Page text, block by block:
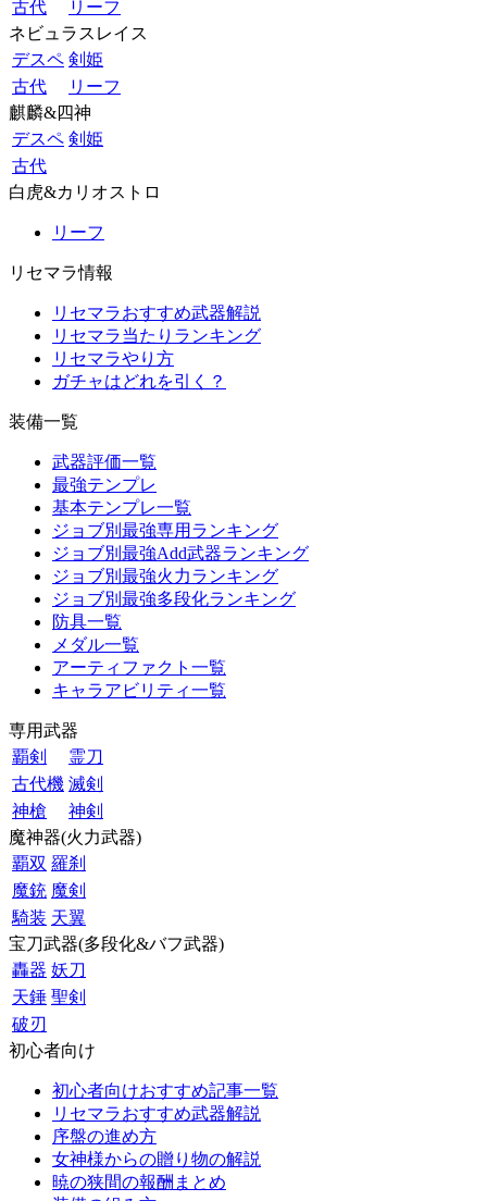
古代
リーフ
ネビュラスレイス
デスペ 剣姫
古代
リーフ
麒麟&四神
デスペ 剣姫
古代
白虎&カリオストロ
リーフ
リセマラ情報
リセマラおすすめ武器解説
リセマラ当たりランキング
リセマラやり方
ガチャはどれを引く？
装備一覧
武器評価一覧
最強テンプレ
基本テンプレ一覧
ジョブ別最強専用ランキング
ジョブ別最強Add武器ランキング
ジョブ別最強火力ランキング
ジョブ別最強多段化ランキング
防具一覧
メダル一覧
アーティファクト一覧
キャラアビリティ一覧
専用武器
覇剣
霊刀
古代機 滅剣
神槍
神剣
魔神器(火力武器)
覇双 羅刹
魔銃 魔剣
騎装 天翼
宝刀武器(多段化&バフ武器)
轟器 妖刀
天錘 聖剣
破刃
初心者向け
初心者向けおすすめ記事一覧
リセマラおすすめ武器解説
序盤の進め方
女神様からの贈り物の解説
暁の狭間の報酬まとめ